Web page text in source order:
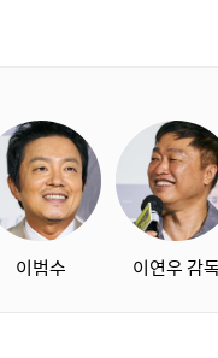
이범수 이연우 감